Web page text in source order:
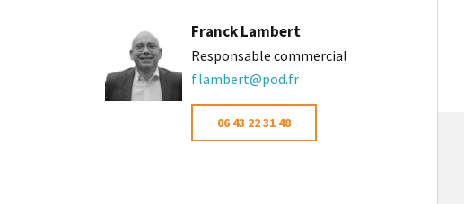
Franck Lambert
Responsable commercial
f.lambert@pod.fr
06 43 22 31 48